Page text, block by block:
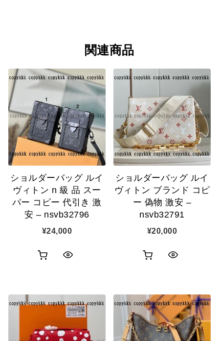
関連商品
ショルダーバッグ ルイ
ヴィトン n 級 品 スー
パー コピー 代引き 激
安 – nsvb32796
¥24,000
ショルダーバッグ ルイ
ヴィトン ブランド コピ
ー 偽物 激安 –
nsvb32791
¥20,000